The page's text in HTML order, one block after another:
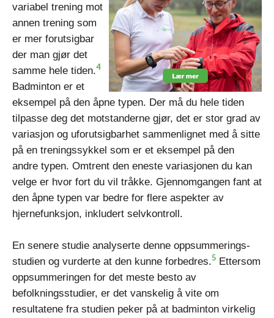
variabel trening mot
annen trening som
er mer forutsigbar
der man gjør det
samme hele tiden.4
Badminton er et
eksempel på den åpne typen. Der må du hele tiden
tilpasse deg det motstanderne gjør, det er stor grad av
variasjon og uforutsigbarhet sammenlignet med å sitte
på en treningssykkel som er et eksempel på den
andre typen. Omtrent den eneste variasjonen du kan
velge er hvor fort du vil tråkke. Gjennomgangen fant at
den åpne typen var bedre for flere aspekter av
hjernefunksjon, inkludert selvkontroll.
En senere studie analyserte denne oppsummerings-
studien og vurderte at den kunne forbedres.5 Ettersom
oppsummeringen for det meste besto av
befolkningsstudier, er det vanskelig å vite om
resultatene fra studien peker på at badminton virkelig